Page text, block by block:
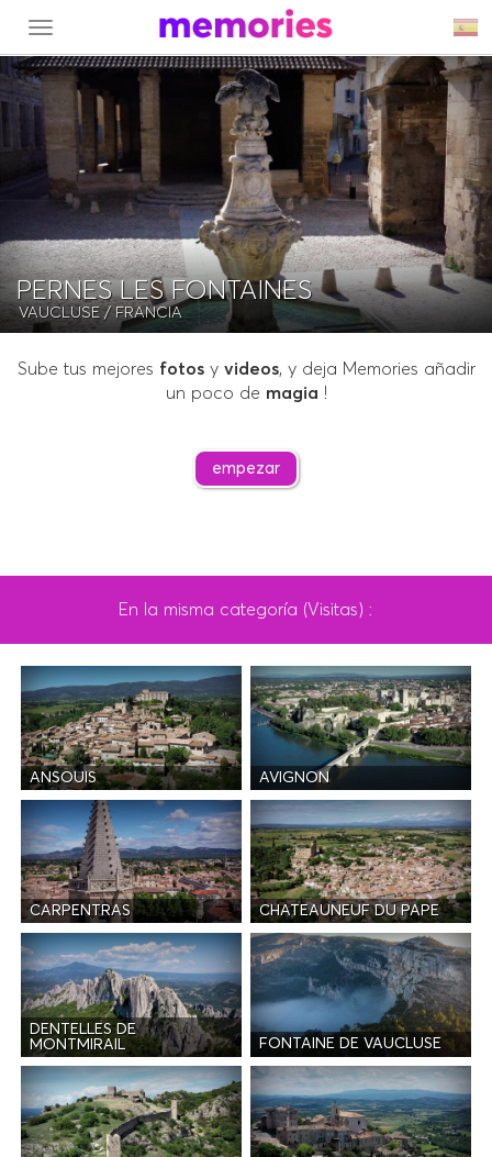
MENU
PERNES LES FONTAINES
VAUCLUSE/ FRANCIA
Sube tus mejores fotosy videos, y deja Memories añadir
un poco de magia !
empezar
En la misma categoría (Visitas) :
ANSOUIS AVIGNON
CARPENTRAS CHATEAUNEUF DU PAPE
DENTELLES DE
MONTMIRAIL
FONTAINE DE VAUCLUSE